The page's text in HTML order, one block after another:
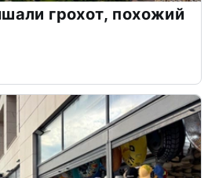
грохот, похожий